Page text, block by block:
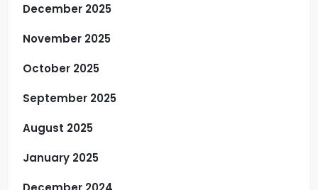
December 2025
November 2025
October 2025
September 2025
August 2025
January 2025